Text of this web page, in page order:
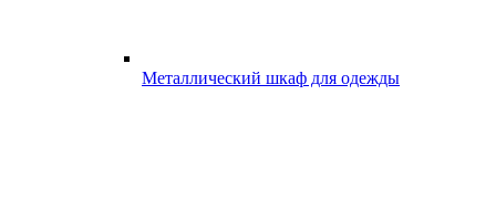
Металлический шкаф для одежды